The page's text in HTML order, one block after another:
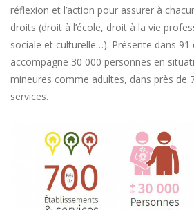
réflexion et l’action pour assurer à
droits (droit à l’école, droit à la vie
sociale et culturelle…). Présente dans
accompagne 30 000 personnes en
mineures comme adultes, dans près de
services.